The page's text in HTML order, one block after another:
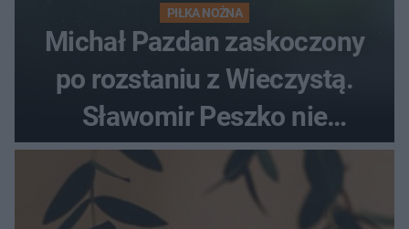
PIŁKA NOŻNA
Michał Pazdan zaskoczony
po rozstaniu z Wieczystą.
Sławomir Peszko nie
dotrzymał słowa?